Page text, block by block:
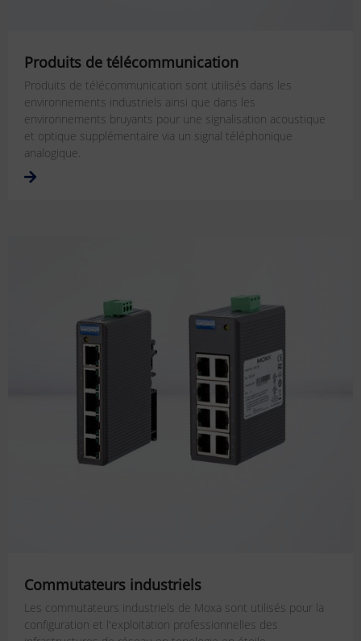
Produits de télécommunication
Produits de télécommunication sont utilisés dans les
environnements industriels ainsi que dans les
environnements bruyants pour une signalisation acoustique
et optique supplémentaire via un signal téléphonique
analogique.
Commutateurs industriels
Les commutateurs industriels de Moxa sont utilisés pour la
configuration et l'exploitation professionnelles des